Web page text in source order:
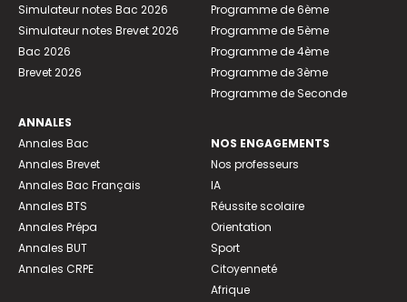
Simulateur notes Bac 2026
Simulateur notes Brevet 2026
Bac 2026
Brevet 2026
ANNALES
Annales Bac
Annales Brevet
Annales Bac Français
Annales BTS
Annales Prépa
Annales BUT
Annales CRPE
Programme de 6ème
Programme de 5ème
Programme de 4ème
Programme de 3ème
Programme de Seconde
NOS ENGAGEMENTS
Nos professeurs
IA
Réussite scolaire
Orientation
Sport
Citoyenneté
Afrique